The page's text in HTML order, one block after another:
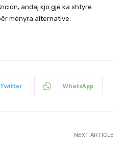
andaj kjo gjë ka shtyrë
mënyra alternative.
Twitter WhatsApp
NEXT ARTICLE